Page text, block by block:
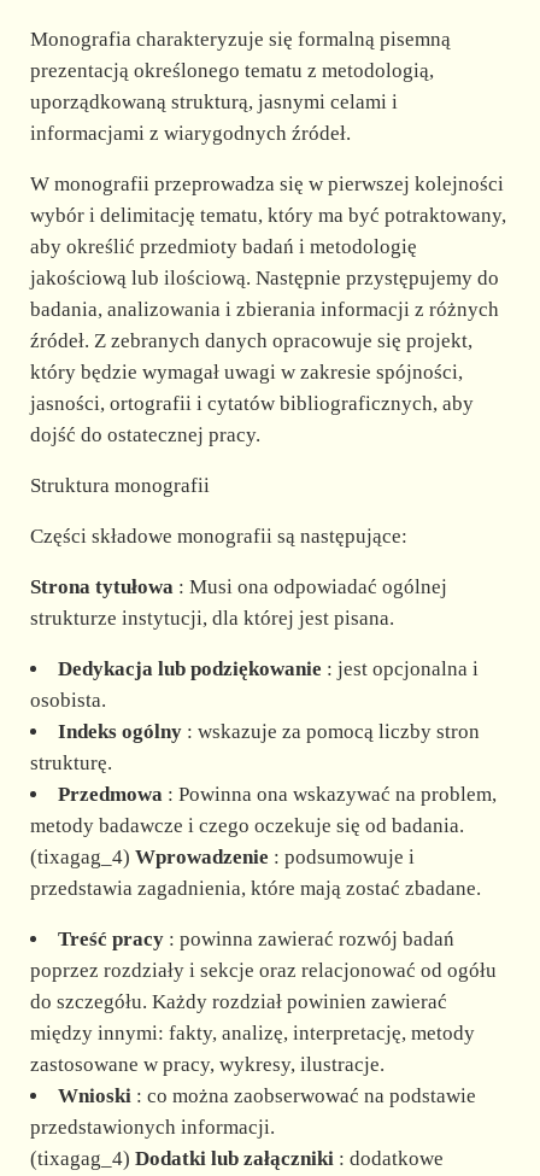
Monografia charakteryzuje się formalną pisemną
prezentacją określonego tematu z metodologią,
uporządkowaną strukturą, jasnymi celami i
informacjami z wiarygodnych źródeł.
W monografii przeprowadza się w pierwszej kolejności
wybór i delimitację tematu, który ma być potraktowany,
aby określić przedmioty badań i metodologię
jakościową lub ilościową. Następnie przystępujemy do
badania, analizowania i zbierania informacji z różnych
źródeł. Z zebranych danych opracowuje się projekt,
który będzie wymagał uwagi w zakresie spójności,
jasności, ortografii i cytatów bibliograficznych, aby
dojść do ostatecznej pracy.
Struktura monografii
Części składowe monografii są następujące:
Strona tytułowa: Musi ona odpowiadać ogólnej
strukturze instytucji, dla której jest pisana.
Dedykacja lub podziękowanie : jest opcjonalna i
osobista.
Indeks ogólny: wskazuje za pomocą liczby stron
strukturę.
Przedmowa: Powinna ona wskazywać na problem,
metody badawcze i czego oczekuje się od badania.
(tixagag_4) Wprowadzenie : podsumowuje i
przedstawia zagadnienia, które mają zostać zbadane.
Treść pracy: powinna zawierać rozwój badań
poprzez rozdziały i sekcje oraz relacjonować od ogółu
do szczegółu. Każdy rozdział powinien zawierać
między innymi: fakty, analizę, interpretację, metody
zastosowane w pracy, wykresy, ilustracje.
Wnioski: co można zaobserwować na podstawie
przedstawionych informacji.
(tixagag_4) Dodatki lub załączniki: dodatkowe